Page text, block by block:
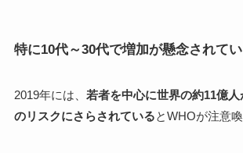
特に10代～30代で増加が懸念されて
2019年には、 若者を中心に世界の約11億
のリスクにさらされているとWHOが注意